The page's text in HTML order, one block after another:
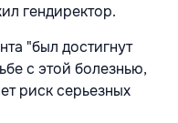
гендиректор.
"был достигнут
с этой болезнью,
риск серьезных